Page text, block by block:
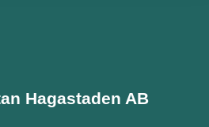
Hagastaden AB